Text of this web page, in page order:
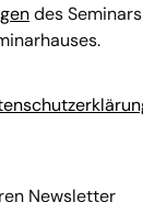
des
Newsletter